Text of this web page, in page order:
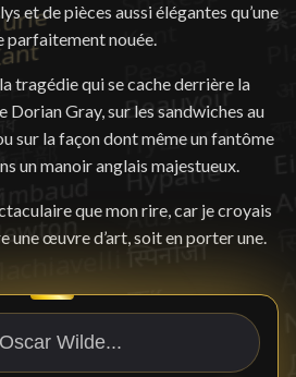
et de pièces aussi élégantes qu’une
parfaitement nouée.
tragédie qui se cache derrière la
Dorian Gray, sur les sandwiches au
sur la façon dont même un fantôme
un manoir anglais majestueux.
que mon rire, car je croyais
une œuvre d’art, soit en porter une.